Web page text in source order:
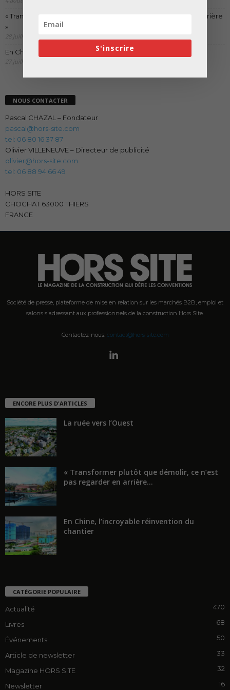
« Transformer plutôt que démolir, ce n’est pas regarder en arrière
»
28 juillet 2026
En Chine, l’incroyable réinvention du chantier
27 juillet 2026
NOUS CONTACTER
Pascal CHAZAL – Fondateur
pascal@hors-site.com
tel: 06 80 16 37 87
Olivier VILLENEUVE – Directeur de publicité
olivier@hors-site.com
tel: 06 88 94 66 49
HORS SITE
CHOCHAT 63000 THIERS
FRANCE
Société de presse, plateforme de mise en relation sur les marchés B2B, emploi et
salons s'adressant aux professionnels de la construction Hors Site.
Contactez-nous: contact@hors-site.com
ENCORE PLUS D'ARTICLES
La ruée vers l’Ouest
« Transformer plutôt que démolir, ce n’est
pas regarder en arrière...
En Chine, l’incroyable réinvention du
chantier
CATÉGORIE POPULAIRE
Actualité 470
Livres 68
Événements 50
Article de newsletter 33
Magazine HORS SITE 32
Newsletter 16
S'inscrire